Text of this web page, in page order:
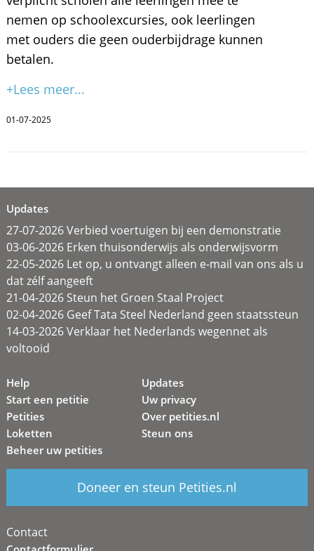
nemen op schoolexcursies, ook leerlingen
met ouders die geen ouderbijdrage kunnen
betalen.
+Lees meer...
01-07-2025
Updates
27-07-2026 Verbied voertuigen bij een demonstratie
03-06-2026 Erken thuisonderwijs als onderwijsvorm
22-05-2026 Let op, u ontvangt alleen e-mail van ons als u
dat zélf aangeeft
21-04-2026 Steun het Groen Staal Project
02-04-2026 Geef Tata Steel Nederland geen staatssteun
14-03-2026 Verklaar het Nederlands wegennet als
voltooid
Help
Start een petitie
Petities
Loketten
Beheer uw petities
Updates
Uw privacy
Over petities.nl
Steun ons
Doneer en steun Petities.nl
Contact